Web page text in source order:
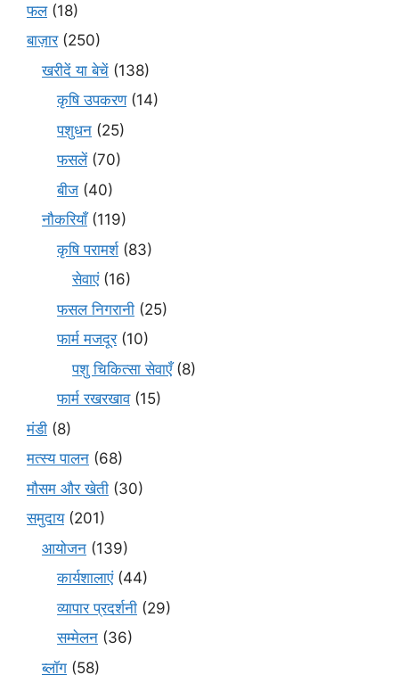
फल(18)
बाज़ार(250)
खरीदें या बेचें (138)
कृषि उपकरण(14)
पशुधन (25)
फसलें(70)
बीज (40)
नौकरियाँ(119)
कृषि परामर्श(83)
सेवाएं(16)
फसल निगरानी (25)
फार्म मजदूर(10)
पशु चिकित्सा सेवाएँ(8)
फार्म रखरखाव(15)
मंडी (8)
मत्स्य पालन (68)
मौसम और खेती (30)
समुदाय(201)
आयोजन (139)
कार्यशालाएं(44)
व्यापार प्रदर्शनी (29)
सम्मेलन (36)
ब्लॉग (58)